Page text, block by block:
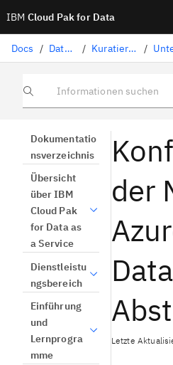
IBM Cloud Pak for Data
Docs / Daten vorbereiten / Kuratieren strukturierter Daten /
Informationen suchen
Dokumentatio
nsverzeichnis
Übersicht
über IBM
Cloud Pak
for Data as
a Service
Dienstleistu
ngsbereich
Einführung
und
Lernprogra
mme
der
Letzte